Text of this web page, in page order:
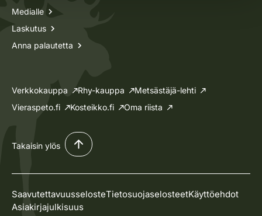
Medialle
Laskutus
Anna palautetta
Verkkokauppa Rhy-kauppa
Metsästäjä-lehti
Vieraspeto.fi
Kosteikko.fi Oma riista
Takaisin ylös
SaavutettavuusselosteTietosuojaselosteetKäyttöehdot
Asiakirjajulkisuus